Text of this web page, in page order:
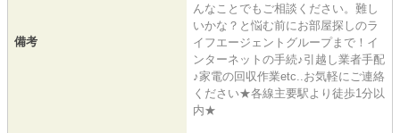
備考
んなことでもご相談ください。難し
いかな？と悩む前にお部屋探しのラ
イフエージェントグループまで！イ
ンターネットの手続♪引越し業者手配
♪家電の回収作業etc..お気軽にご連絡
ください★各線主要駅より徒歩1分以
内★